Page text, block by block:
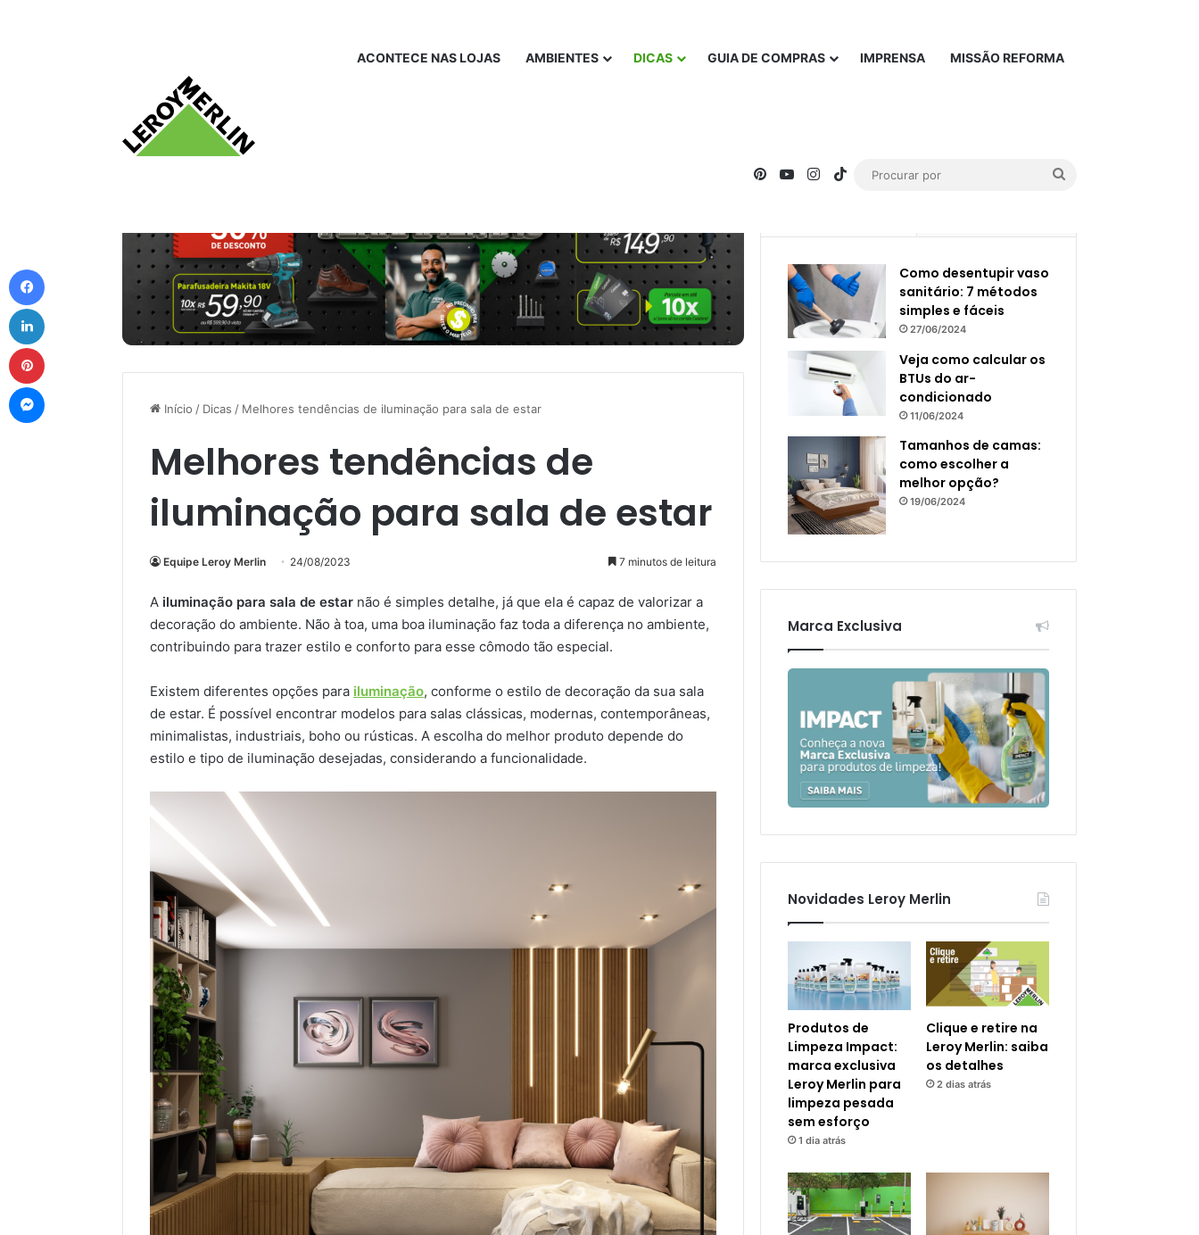
ACONTECE NAS LOJAS AMBIENTES DICAS GUIA DE COMPRAS IMPRENSA MISSÃO REFORMA
PinterestYouTubeInstagram
TikTok
Início / Dicas / Melhores tendências de iluminação para sala de estar
Melhores tendências de
iluminação para sala de estar
Equipe Leroy Merlin 24/08/2023 7 minutos de leitura
A iluminação para sala de estar não é simples detalhe, já que ela é capaz de valorizar a
decoração do ambiente. Não à toa, uma boa iluminação faz toda a diferença no ambiente,
contribuindo para trazer estilo e conforto para esse cômodo tão especial.
Existem diferentes opções para iluminação, conforme o estilo de decoração da sua sala
de estar. É possível encontrar modelos para salas clássicas, modernas, contemporâneas,
minimalistas, industriais, boho ou rústicas. A escolha do melhor produto depende do
estilo e tipo de iluminação desejadas, considerando a funcionalidade.
Como desentupir vaso
sanitário: 7 métodos
simples e fáceis
27/06/2024
Veja como calcular os
BTUs do ar-
condicionado
11/06/2024
Tamanhos de camas:
como escolher a
melhor opção?
19/06/2024
Marca Exclusiva
Novidades Leroy Merlin
Produtos de
Limpeza Impact:
marca exclusiva
Leroy Merlin para
limpeza pesada
sem esforço
1 dia atrás
Clique e retire na
Leroy Merlin: saiba
os detalhes
2 dias atrás